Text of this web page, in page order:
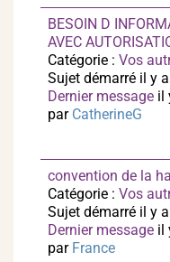
BESOIN D
AVEC
Catégorie : Vos
Sujet démarré il y
Dernier message il
par CatherineG
convention de la
Catégorie : Vos
Sujet démarré il y
Dernier message il
par France